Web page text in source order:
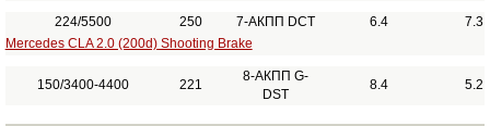
224/5500 250 7-АКПП DCT 6.4
7.3
Mercedes CLA 2.0 (200d) Shooting Brake
150/3400-4400 221
8-АКПП G-
DST
8.4 5.2